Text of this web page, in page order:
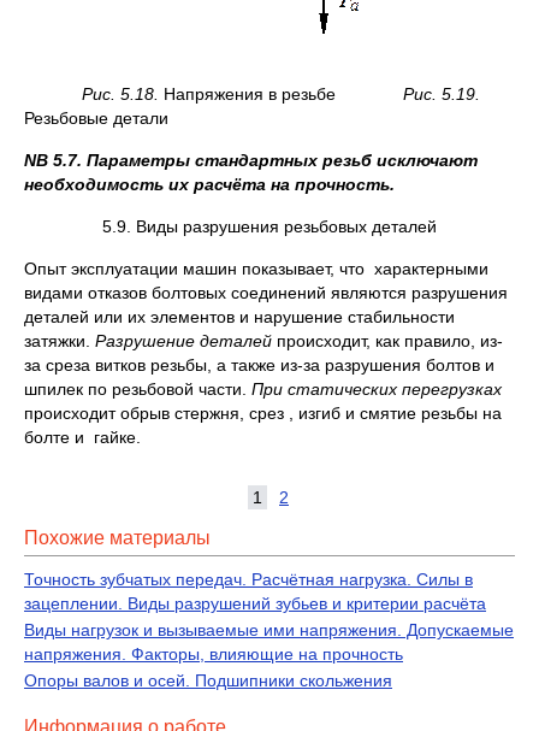
Рис. 5.18. Напряжения в резьбе Рис. 5.19.
Резьбовые детали
NB 5.7. Параметры стандартных резьб исключают
необходимость их расчёта на прочность.
5.9. Виды разрушения резьбовых деталей
Опыт эксплуатации машин показывает, что характерными
видами отказов болтовых соединений являются разрушения
деталей или их элементов и нарушение стабильности
затяжки. Разрушение деталей происходит, как правило, из-
за среза витков резьбы, а также из-за разрушения болтов и
шпилек по резьбовой части. При статических перегрузках
происходит обрыв стержня, срез , изгиб и смятие резьбы на
болте и гайке.
1 2
Похожие материалы
Точность зубчатых передач. Расчётная нагрузка. Силы в
зацеплении. Виды разрушений зубьев и критерии расчёта
Виды нагрузок и вызываемые ими напряжения. Допускаемые
напряжения. Факторы, влияющие на прочность
Опоры валов и осей. Подшипники скольжения
Информация о работе